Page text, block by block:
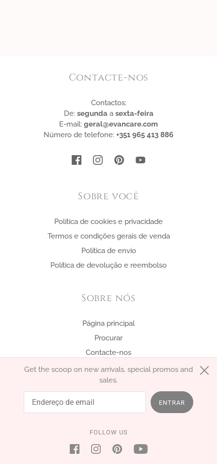
Contacte-nos
Contactos:
De: segunda a sexta-feira
E-mail: geral@evancare.com
Número de telefone: +351 965 413 886
Sobre você
Política de cookies e privacidade
Termos e condições gerais de venda
Política de envio
Política de devolução e reembolso
Sobre nós
Página principal
Procurar
Contacte-nos
Get the scoop on new arrivals, special promos and
sales.
ENTRAR
FOLLOW US